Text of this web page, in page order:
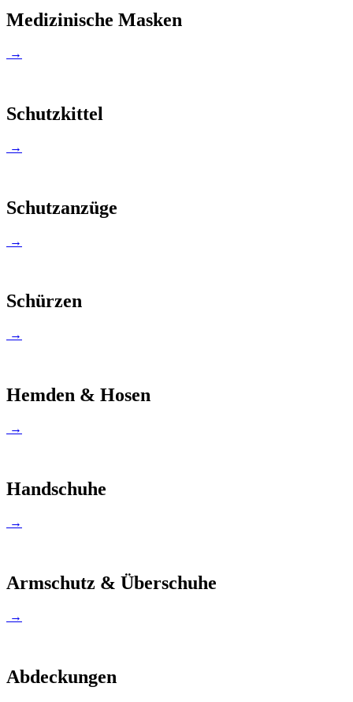
Medizinische Masken
→
Schutzkittel
→
Schutzanzüge
→
Schürzen
→
Hemden & Hosen
→
Handschuhe
→
Armschutz & Überschuhe
→
Abdeckungen